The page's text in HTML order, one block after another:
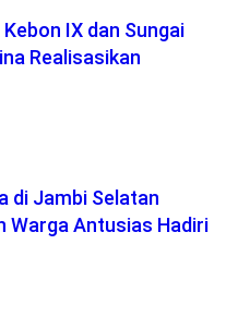
IX dan Sungai
Realisasikan
di Jambi Selatan
Warga Antusias Hadiri